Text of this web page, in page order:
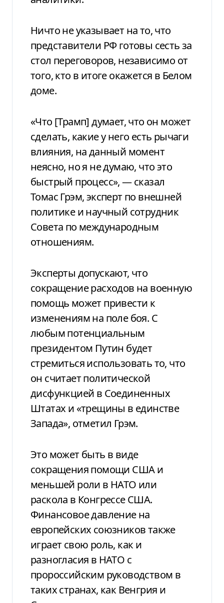
Ничто не указывает на то, что
представители РФ готовы сесть за
стол переговоров, независимо от
того, кто в итоге окажется в Белом
доме.
«Что [Трамп] думает, что он может
сделать, какие у него есть рычаги
влияния, на данный момент
неясно, но я не думаю, что это
быстрый процесс», — сказал
Томас Грэм, эксперт по внешней
политике и научный сотрудник
Совета по международным
отношениям.
Эксперты допускают, что
сокращение расходов на военную
помощь может привести к
изменениям на поле боя. С
любым потенциальным
президентом Путин будет
стремиться использовать то, что
он считает политической
дисфункцией в Соединенных
Штатах и «трещины в единстве
Запада», отметил Грэм.
Это может быть в виде
сокращения помощи США и
меньшей роли в НАТО или
раскола в Конгрессе США.
Финансовое давление на
европейских союзников также
играет свою роль, как и
разногласия в НАТО с
пророссийским руководством в
таких странах, как Венгрия и